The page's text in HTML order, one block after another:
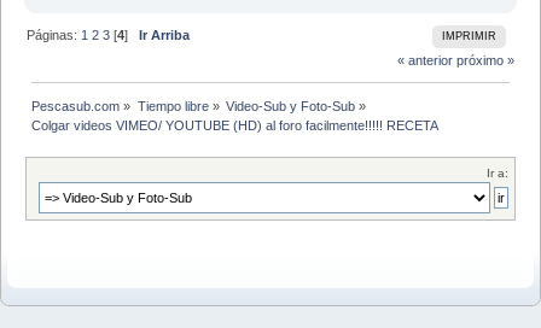
IMPRIMIR
Páginas: 1 2 3 [4]Ir Arriba
« anterior próximo »
Pescasub.com » Tiempo libre» Video-Sub y Foto-Sub»
Colgar videos VIMEO/ YOUTUBE (HD) al foro facilmente!!!!! RECETA
Ir a: